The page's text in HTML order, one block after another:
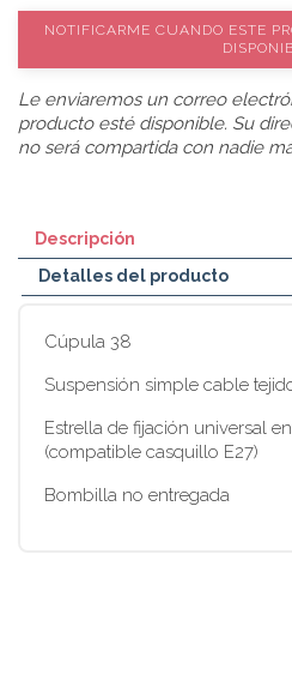
NOTIFICARME CUANDO ESTE
Le enviaremos un correo
producto esté disponible. Su
no será compartida con nadie
Descripción
Detalles del producto
Cúpula 38
Suspensión simple cable
Estrella de fijación universal
(compatible casquillo E27)
Bombilla no entregada